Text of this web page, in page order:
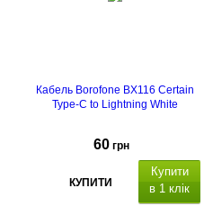
Кабель Borofone BX116 Certain
Type-C to Lightning White
60 грн
КУПИТИ
Купити
в 1 клік